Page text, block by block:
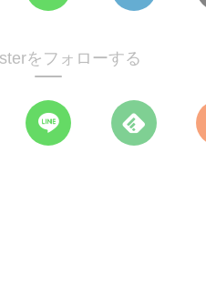
をフォローする